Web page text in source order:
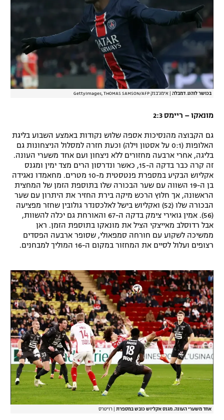
בכושר לוהט. דמבלה אימג'בנק GettyImages, THOMAS SAMSON/AFP
מונאקו – ריימס 2:3
גם הקבוצה מהנסיכות אספה שלוש נקודות באמצע השבוע בליגת
האלופות (0:1 על אסטון וילה) וכעת חזרה למסלול הניצחונות גם
בליגה, אחרי ארבעה מחזורים ללא ניצחון ועם אחד משערי העונה.
זה קרה כבר בדקה ה-15, כאשר ונדרסון הרים מצד ימין ומגנס
אקליוש הבקיע במספרת פנטסטית מ-10 מטרים. מחאמדו נאגידה
בן ה-19 השווה עם שער הבכורה שלו בתוספת הזמן של המחצית
הראשונה, אך חלוץ הרכש מיקה בירת החזיר את היתרון עם שער
הבכורה שלו (52) ואקליוש בישל לאלכסנדר גולובין שחזר מפציעה
(56). אמין גואירי צימק בדקה ה-67 והאורחת גם יכלה להשוות,
אבל רדוסלב מאייצקי הציל את מונאקו בתוספת הזמן. ראן
ממשיכה לשקוע עם חורחה סמפאולי, שסופר ארבעה הפסדים
רצופים ועלול לסיים את המחזור במקום ה-16 המוליך למבחנים.
אחד משערי העונה. מגנס אקליוש כובש במספרת רויטרס